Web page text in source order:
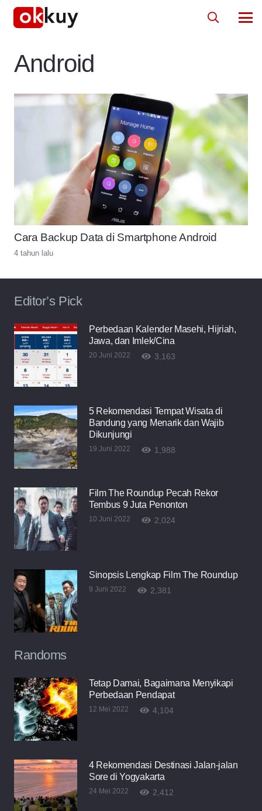
Android
Cara Backup Data di Smartphone Android
4 tahun lalu
Editor’s Pick
Perbedaan Kalender Masehi, Hijriah,
Jawa, dan Imlek/Cina
20 Juni 2022 3,163
5 Rekomendasi Tempat Wisata di
Bandung yang Menarik dan Wajib
Dikunjungi
19 Juni 2022 1,988
Film The Roundup Pecah Rekor
Tembus 9 Juta Penonton
10 Juni 2022 2,024
Sinopsis Lengkap Film The Roundup
9 Juni 2022 2,381
Randoms
Tetap Damai, Bagaimana Menyikapi
Perbedaan Pendapat
12 Mei 2022 4,104
4 Rekomendasi Destinasi Jalan-jalan
Sore di Yogyakarta
24 Mei 2022 2,412